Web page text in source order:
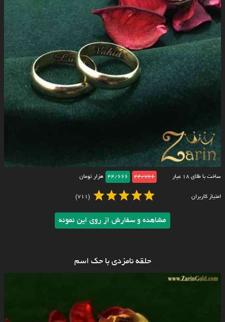
ساخت با طلای ۱۸ عیار 44/766
44/666 هزار تومان
امتیاز کاربران (711)
مشاهده و سفارش از روی این نمونه
حلقه نامزدی با حک اسم